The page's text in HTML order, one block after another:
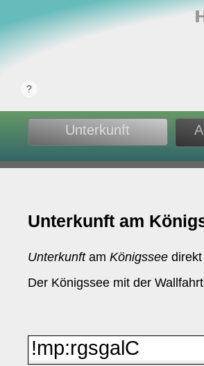
Unterkunft
Unterkunft am
UnterkunftamKönigssee
Der Königssee mit der